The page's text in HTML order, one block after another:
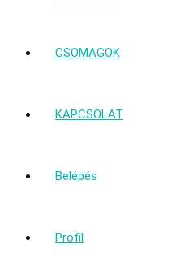
CSOMAGOK
KAPCSOLAT
Belépés
Profil